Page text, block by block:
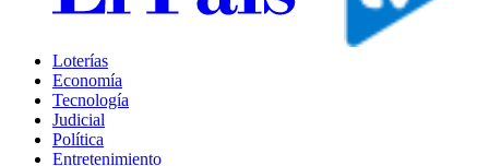
Loterías
Economía
Tecnología
Judicial
Política
Entretenimiento